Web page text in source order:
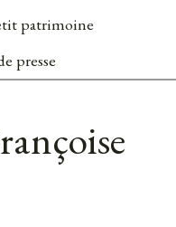
patrimoine
presse